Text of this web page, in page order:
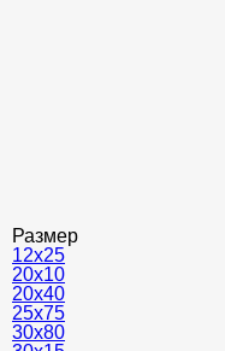
Размер
12х25
20х10
20х40
25х75
30х80